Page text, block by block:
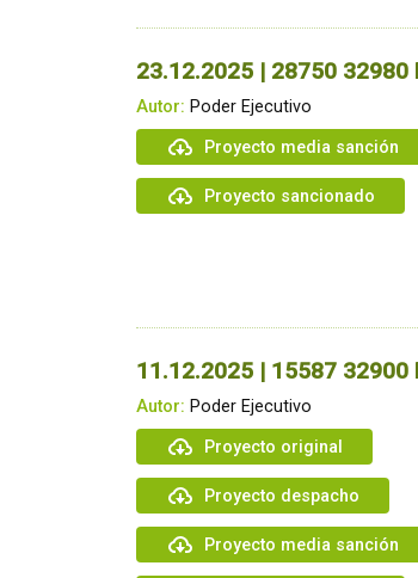
23.12.2025 | 28750 32980
Autor: Poder Ejecutivo
Proyecto media sanción
Proyecto sancionado
11.12.2025 | 15587 32900
Autor: Poder Ejecutivo
Proyecto original
Proyecto despacho
Proyecto media sanción